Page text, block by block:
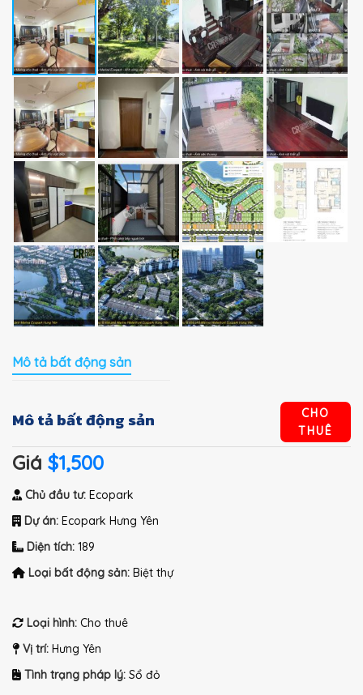
Mô tả bất động sản
Mô tả bất động sản
CHO
THUÊ
Giá $1,500
Chủ đầu tư: Ecopark
Dự án: Ecopark Hưng Yên
Diện tích: 189
Loại bất động sản: Biệt thự
Loại hình: Cho thuê
Vị trí: Hưng Yên
Tình trạng pháp lý: Sổ đỏ